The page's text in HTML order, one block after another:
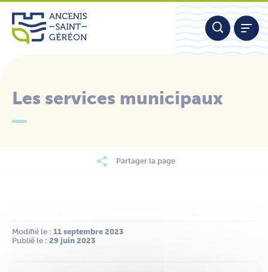
Aller
contenu
Les services municipaux
Partager la page
Modifié le : 11 septembre 2023
Publié le : 29 juin 2023
Panneau de gestion des cookies